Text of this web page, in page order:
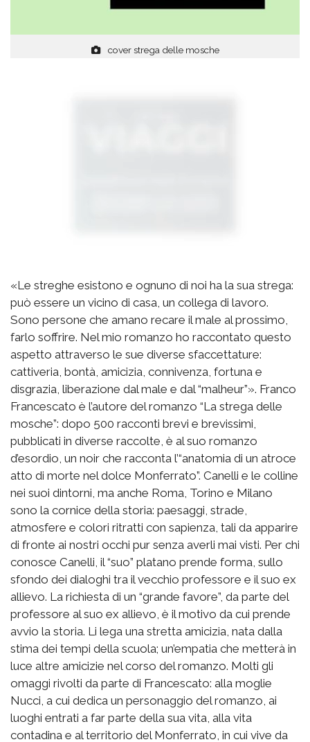
cover strega delle mosche
«Le streghe esistono e ognuno di noi ha la sua strega:
può essere un vicino di casa, un collega di lavoro.
Sono persone che amano recare il male al prossimo,
farlo soffrire. Nel mio romanzo ho raccontato questo
aspetto attraverso le sue diverse sfaccettature:
cattiveria, bontà, amicizia, connivenza, fortuna e
disgrazia, liberazione dal male e dal “malheur”». Franco
Francescato è l’autore del romanzo “La strega delle
mosche”: dopo 500 racconti brevi e brevissimi,
pubblicati in diverse raccolte, è al suo romanzo
d’esordio, un noir che racconta l’“anatomia di un atroce
atto di morte nel dolce Monferrato”. Canelli e le colline
nei suoi dintorni, ma anche Roma, Torino e Milano
sono la cornice della storia: paesaggi, strade,
atmosfere e colori ritratti con sapienza, tali da apparire
di fronte ai nostri occhi pur senza averli mai visti. Per chi
conosce Canelli, il “suo” platano prende forma, sullo
sfondo dei dialoghi tra il vecchio professore e il suo ex
allievo. La richiesta di un “grande favore”, da parte del
professore al suo ex allievo, è il motivo da cui prende
avvio la storia. Li lega una stretta amicizia, nata dalla
stima dei tempi della scuola; un’empatia che metterà in
luce altre amicizie nel corso del romanzo. Molti gli
omaggi rivolti da parte di Francescato: alla moglie
Nucci, a cui dedica un personaggio del romanzo, ai
luoghi entrati a far parte della sua vita, alla vita
contadina e al territorio del Monferrato, in cui vive da